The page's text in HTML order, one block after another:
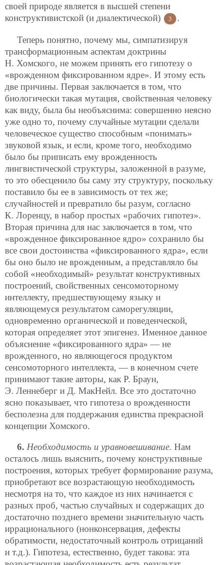
своей природе является в высшей степени
конструктивистской (и диалектической)
3 .
Теперь понятно, почему мы, симпатизируя
трансформационным аспектам доктрины
Н. Хомского, не можем принять его гипотезу о
«врожденном фиксированном ядре». И этому есть
две причины. Первая заключается в том, что
биологически такая мутация, свойственная человеку
как виду, была бы необъяснима: совершенно неясно
уже одно то, почему случайные мутации сделали
человеческое существо способным «понимать»
звуковой язык, и если, кроме того, необходимо
было бы приписать ему врожденность
лингвистической структуры, заложенной в разуме,
то это обесценило бы саму эту структуру, поскольку
поставило бы ее в зависимость от тех же;
случайностей и превратило бы разум, согласно
К. Лоренцу, в набор простых «рабочих гипотез».
Вторая причина для нас заключается в том, что
«врожденное фиксированное ядро» сохранило бы
все свои достоинства «фиксированного ядра», если
бы оно было не врожденным, а представляло бы
собой «необходимый» результат конструктивных
построений, свойственных сенсомоторному
интеллекту, предшествующему языку и
являющемуся результатом саморегуляции,
одновременно органической и поведенческой,
которая определяет этот эпигенез. Именное данное
объяснение «фиксированного ядра» — не
врожденного, но являющегося продуктом
сенсомоторного интеллекта, — в конечном счете
принимают такие авторы, как Р. Браун,
Э. Леннеберг и Д. МакНейл. Все это достаточно
ясно показывает, что гипотеза о врожденности
бесполезна для поддержания единства прекрасной
концепции Хомского.
6. Необходимость и уравновешивание. Нам
осталось лишь выяснить, почему конструктивные
построения, которых требует формирование разума,
приобретают все возрастающую необходимость
несмотря на то, что каждое из них начинается с
разных проб, частью случайных и содержащих до
достаточно позднего времени значительную часть
иррационального (нонконсервация, дефекты
обратимости, недостаточный контроль отрицаний
и т.д.). Гипотеза, естественно, будет такова: эта